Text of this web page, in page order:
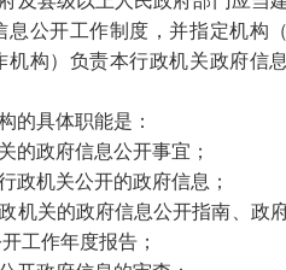
息公开工作制度，并指定机构
机构）负责本行政机关政府信
的具体职能是：
的政府信息公开事宜；
政机关公开的政府信息；
机关的政府信息公开指南、政
工作年度报告；